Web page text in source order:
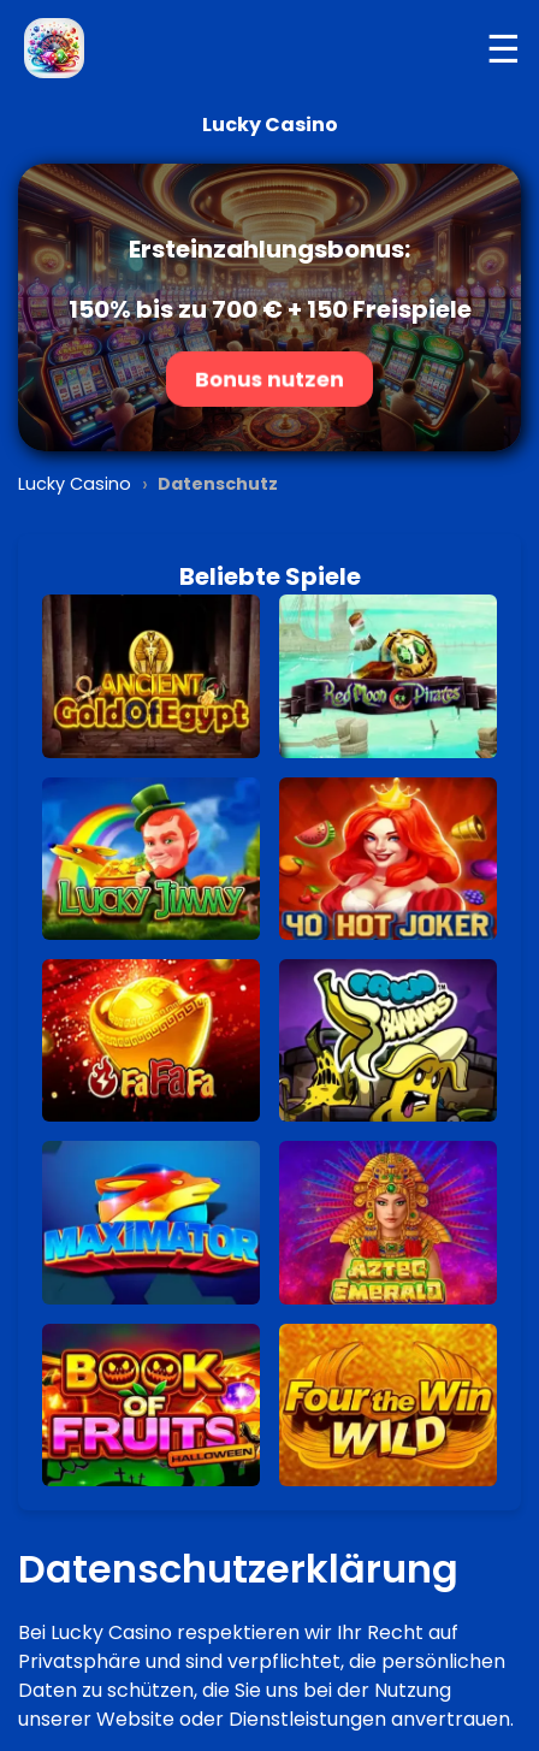
☰
Lucky Casino
Ersteinzahlungsbonus:
150% bis zu 700 € + 150 Freispiele
Bonus nutzen
Lucky Casino › Datenschutz
Beliebte Spiele
Datenschutzerklärung
Bei Lucky Casino respektieren wir Ihr Recht auf
Privatsphäre und sind verpflichtet, die persönlichen
Daten zu schützen, die Sie uns bei der Nutzung
unserer Website oder Dienstleistungen anvertrauen.